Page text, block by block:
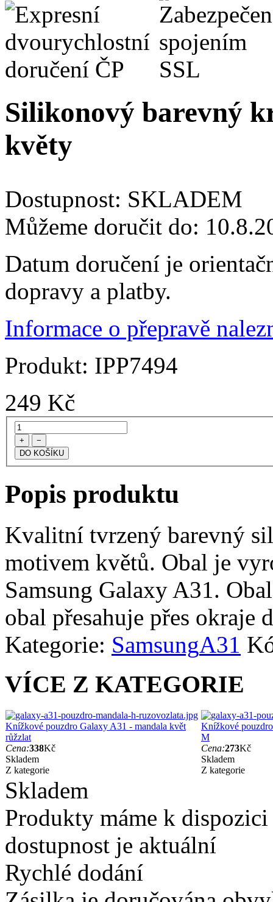
Silikonový barevný
květy
Dostupnost: SKLADEM
Můžeme doručit do:
Datum doručení je
dopravy a platby.
Informace o přepravě
Produkt: IPP7494
249 Kč
+ −
Popis produktu
Kvalitní tvrzený barevný
motivem květů. Obal je
Samsung Galaxy A31.
obal přesahuje přes okraje
Kategorie: SamsungA31
VÍCE Z KATEGORIE
Knížkové pouzdro Galaxy A31 - mandala květ
růžzlat
Cena:338Kč
Skladem
Z kategorie
Knížkové
M
Cena:273Kč
Skladem
Z kategorie
Skladem
Produkty máme k
dostupnost je aktuální
Rychlé dodání